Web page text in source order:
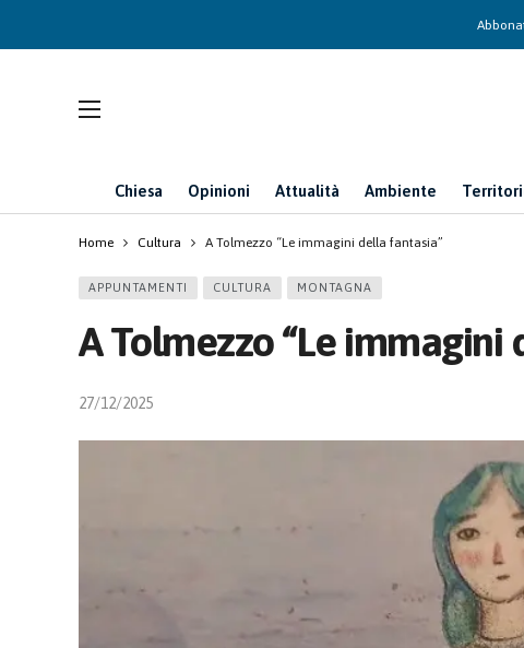
Chiesa Opinioni Attualità Ambiente
Home Cultura A Tolmezzo “Le immagini della fantasia”
APPUNTAMENTI CULTURA MONTAGNA
A Tolmezzo “Le immagini
27/12/2025